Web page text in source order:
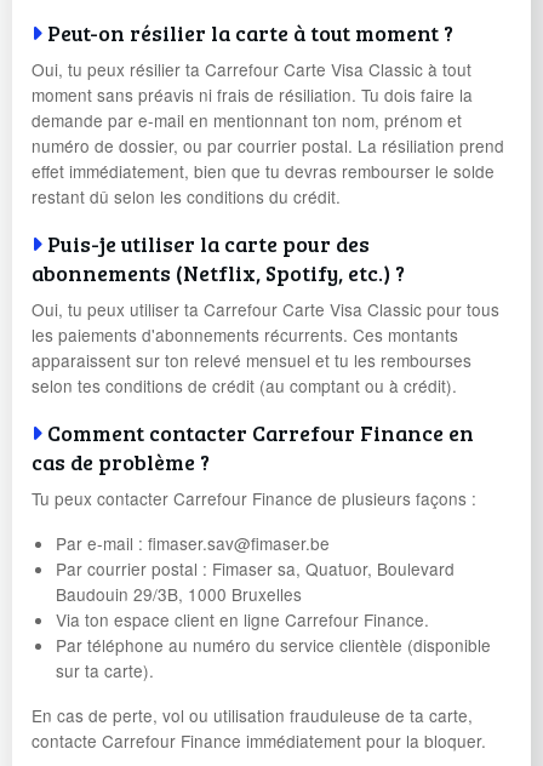
Peut-on résilier la carte à tout moment ?
Oui, tu peux résilier ta Carrefour Carte Visa Classic à tout
moment sans préavis ni frais de résiliation. Tu dois faire la
demande par e-mail en mentionnant ton nom, prénom et
numéro de dossier, ou par courrier postal. La résiliation prend
effet immédiatement, bien que tu devras rembourser le solde
restant dû selon les conditions du crédit.
Puis-je utiliser la carte pour des
abonnements (Netflix, Spotify, etc.) ?
Oui, tu peux utiliser ta Carrefour Carte Visa Classic pour tous
les paiements d'abonnements récurrents. Ces montants
apparaissent sur ton relevé mensuel et tu les rembourses
selon tes conditions de crédit (au comptant ou à crédit).
Comment contacter Carrefour Finance en
cas de problème ?
Tu peux contacter Carrefour Finance de plusieurs façons :
Par e-mail : fimaser.sav@fimaser.be
Par courrier postal : Fimaser sa, Quatuor, Boulevard
Baudouin 29/3B, 1000 Bruxelles
Via ton espace client en ligne Carrefour Finance.
Par téléphone au numéro du service clientèle (disponible
sur ta carte).
En cas de perte, vol ou utilisation frauduleuse de ta carte,
contacte Carrefour Finance immédiatement pour la bloquer.